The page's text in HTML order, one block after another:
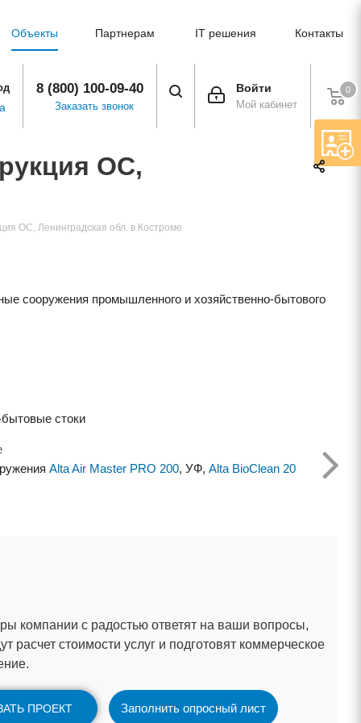
Объекты Партнерам IT решения Контакты
0
Войти
Мой кабинет
8 (800) 100-09-40
Заказать звонок
ОС,
ОС, Ленинградская обл. в Костроме
сооружения промышленного и хозяйственно-бытового
стоки
Alta Air Master PRO 200, УФ, Alta BioClean 20
компании с радостью ответят на ваши вопросы,
расчет стоимости услуг и подготовят коммерческое
ПРОЕКТ Заполнить опросный лист